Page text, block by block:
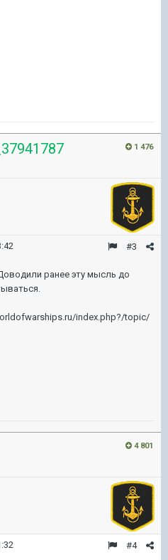
1 476
#3
ранее эту мысль до
index.php?/topic/
4 801
#4